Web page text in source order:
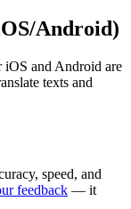
Android)
iOS and Android are
texts and
speed, and
feedback — it